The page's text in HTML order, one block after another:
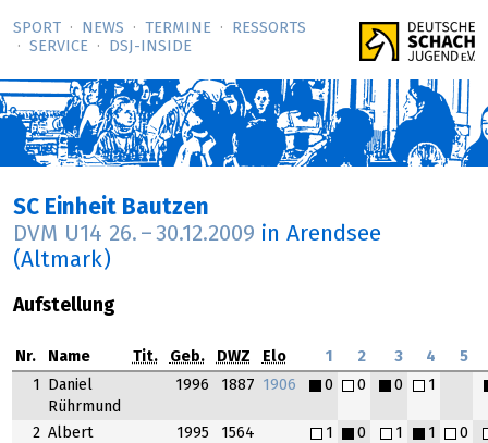
SPORT NEWS TERMINE
RESSORTS
SERVICE
DSJ-­INSIDE
SC Einheit Bautzen
DVM U14 26. – 30.12.2009 in Arendsee
(Altmark)
Aufstellung
Nr. Name Tit. Geb. DWZ Elo 1 2 3 4 5
1
Daniel
Rührmund
1996 1887 1906 0 0 0 1
2 Albert
1995 1564 1 0 1 1 0